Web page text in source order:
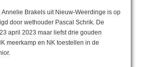
Annelie Brakels uit Nieuw-Weerdinge is op
door wethouder Pascal Schrik. De
april 2023 maar liefst drie gouden
meerkamp en NK toestellen in de